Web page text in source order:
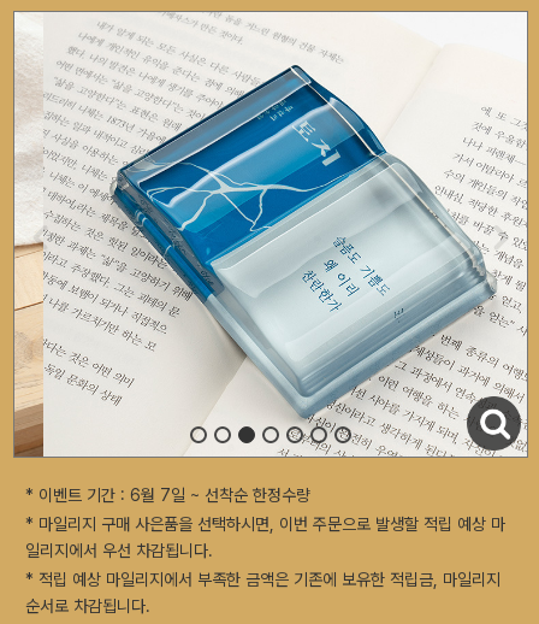
* 이벤트 기간 : 6월 7일 ~ 선착순 한정수량
* 마일리지 구매 사은품을 선택하시면, 이번 주문으로 발생할 적립 예상 마
일리지에서 우선 차감됩니다.
* 적립 예상 마일리지에서 부족한 금액은 기존에 보유한 적립금, 마일리지
순서로 차감됩니다.